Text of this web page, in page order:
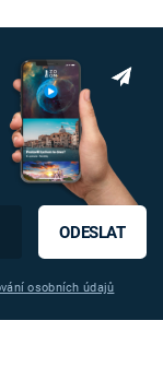
ODESLAT
osobních údajů